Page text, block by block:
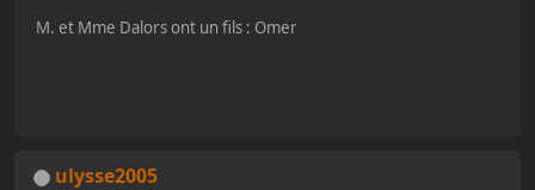
M. et Mme Dalors ont un fils : Omer
ulysse2005